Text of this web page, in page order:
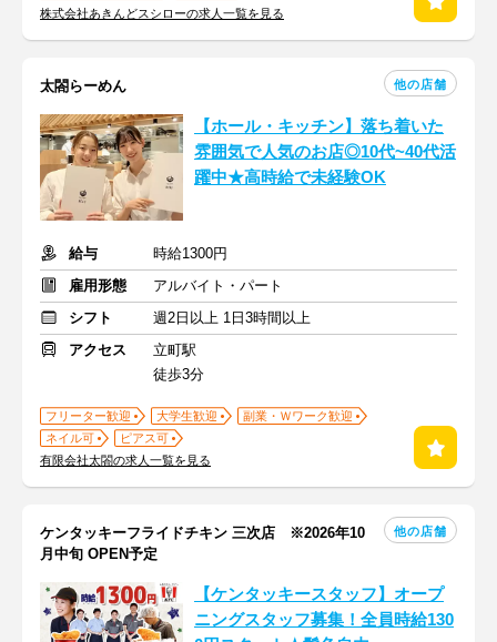
株式会社あきんどスシローの求人一覧を見る
太閤らーめん 他の店舗
【ホール・キッチン】落ち着いた
雰囲気で人気のお店◎10代~40代活
躍中★高時給で未経験OK
給与
時給1300円
雇用形態
アルバイト・パート
シフト
週2日以上 1日3時間以上
アクセス
立町駅
徒歩3分
フリーター歓迎 大学生歓迎
副業・Ｗワーク歓迎
ネイル可
ピアス可
有限会社太閤の求人一覧を見る
ケンタッキーフライドチキン 三次店 ※2026年10
月中旬 OPEN予定
他の店舗
【ケンタッキースタッフ】オープ
ニングスタッフ募集！全員時給130